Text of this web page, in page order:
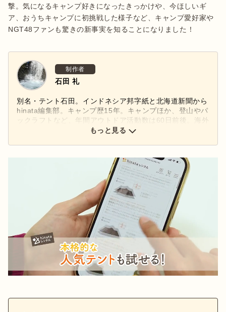
撃。気になるキャンプ好きになったきっかけや、今ほしいギ
ア、おうちキャンプに初挑戦した様子など、キャンプ愛好家や
NGT48ファンも驚きの新事実を知ることになりました！
制作者
石田 礼
別名・テント石田。インドネシア邦字紙と北海道新聞から
hinata編集部。キャンプ歴15年。キャンプほか、登山やパ
ックラフトなど、年間アウトドア活動数は60日前後。海外
無人島や北海道での雪中、妻とのデュオ、愛犬ゴン太との
もっと見る